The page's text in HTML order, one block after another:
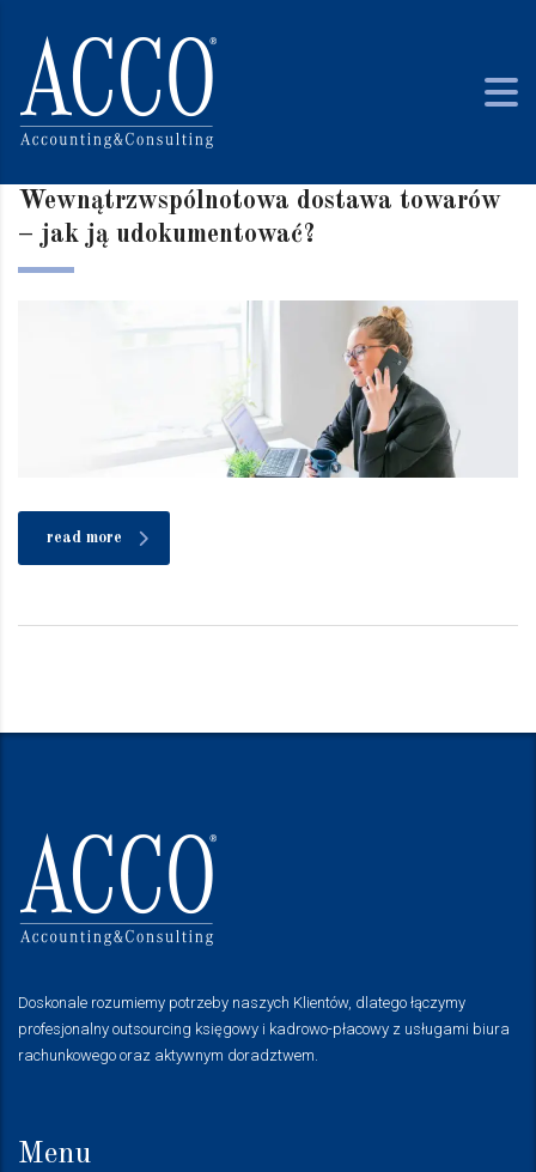
Wewnątrzwspólnotowa dostawa towarów
– jak ją udokumentować?
read more
Doskonale rozumiemy potrzeby naszych Klientów, dlatego łączymy
profesjonalny outsourcing księgowy i kadrowo-płacowy z usługami biura
rachunkowego oraz aktywnym doradztwem.
Menu